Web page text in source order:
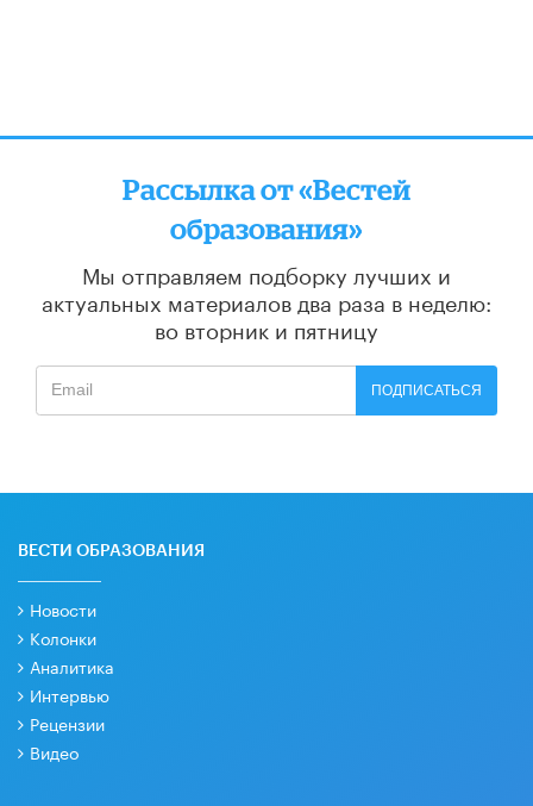
Рассылка от «Вестей
образования»
Мы отправляем подборку лучших и
актуальных материалов два раза в неделю:
во вторник и пятницу
ПОДПИСАТЬСЯ
ВЕСТИ ОБРАЗОВАНИЯ
Новости
Колонки
Аналитика
Интервью
Рецензии
Видео